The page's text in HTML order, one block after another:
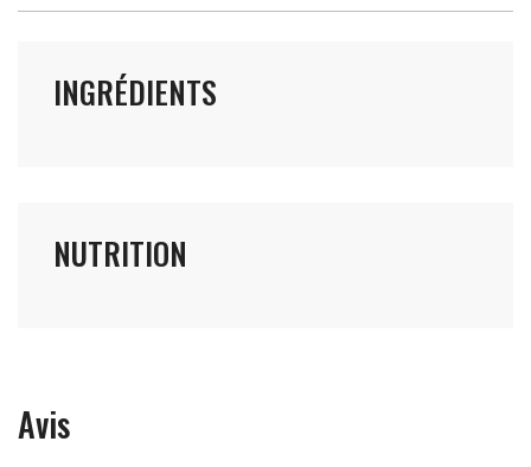
INGRÉDIENTS
NUTRITION
Avis